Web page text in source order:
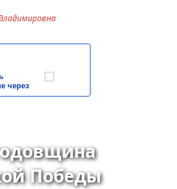
через
Победы